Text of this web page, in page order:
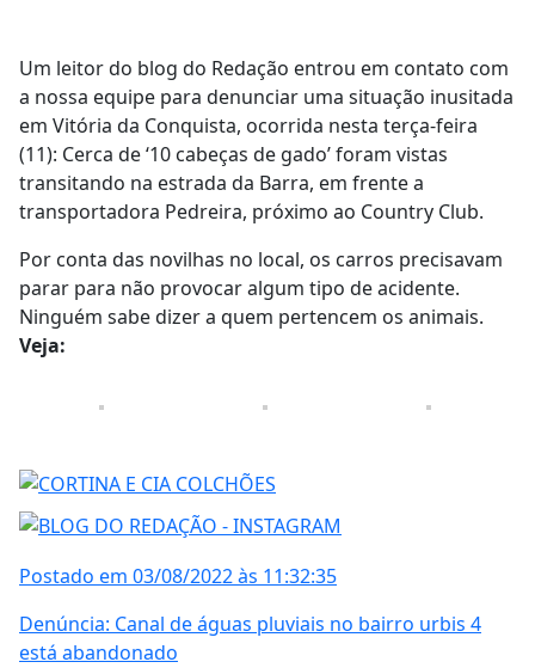
Um leitor do blog do Redação entrou em contato com
a nossa equipe para denunciar uma situação inusitada
em Vitória da Conquista, ocorrida nesta terça-feira
(11): Cerca de ‘10 cabeças de gado’ foram vistas
transitando na estrada da Barra, em frente a
transportadora Pedreira, próximo ao Country Club.
Por conta das novilhas no local, os carros precisavam
parar para não provocar algum tipo de acidente.
Ninguém sabe dizer a quem pertencem os animais.
Veja:
Postado em 03/08/2022 às 11:32:35
Denúncia: Canal de águas pluviais no bairro urbis 4
está abandonado